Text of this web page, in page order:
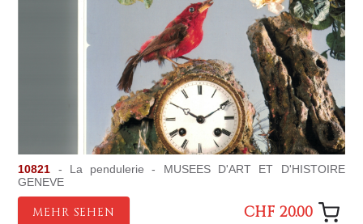
10821 - La pendulerie - MUSEES D'ART ET D'HISTOIRE
GENEVE
MEHR SEHEN CHF 20.00